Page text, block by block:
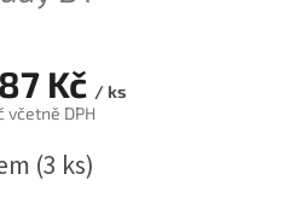
Kč / ks
včetně DPH
(3 ks)